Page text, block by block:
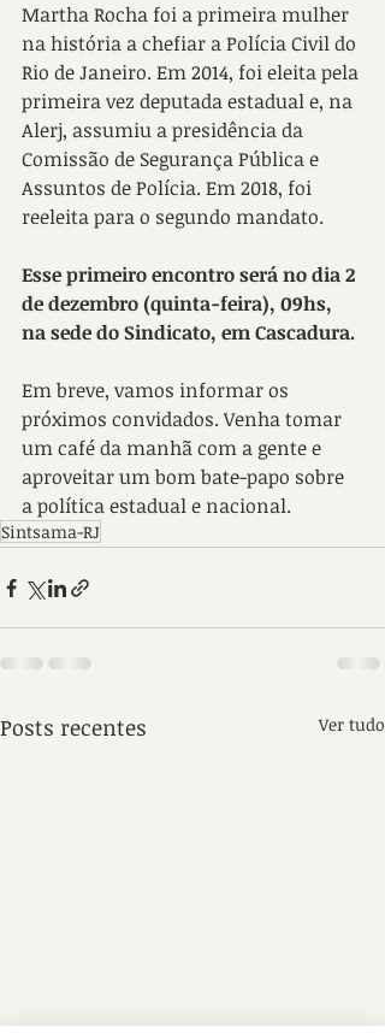
Martha Rocha foi a primeira mulher
na história a chefiar a Polícia Civil do
Rio de Janeiro. Em 2014, foi eleita pela
primeira vez deputada estadual e, na
Alerj, assumiu a presidência da
Comissão de Segurança Pública e
Assuntos de Polícia. Em 2018, foi
reeleita para o segundo mandato.
Esse primeiro encontro será no dia 2
de dezembro (quinta-feira), 09hs,
na sede do Sindicato, em Cascadura.
Em breve, vamos informar os
próximos convidados. Venha tomar
um café da manhã com a gente e
aproveitar um bom bate-papo sobre
a política estadual e nacional.
Sintsama-RJ
Posts recentes Ver tudo